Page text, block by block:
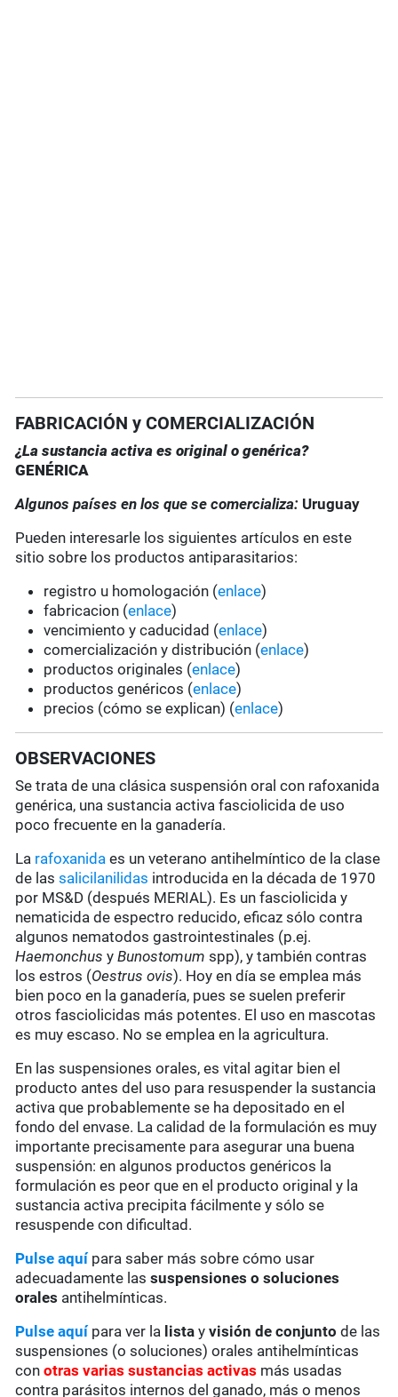
FABRICACIÓN y COMERCIALIZACIÓN
¿La sustancia activa es original o genérica?
GENÉRICA
Algunos países en los que se comercializa: Uruguay
Pueden interesarle los siguientes artículos en este
sitio sobre los productos antiparasitarios:
registro u homologación (enlace)
fabricacion (enlace)
vencimiento y caducidad (enlace)
comercialización y distribución (enlace)
productos originales (enlace)
productos genéricos (enlace)
precios (cómo se explican) (enlace)
OBSERVACIONES
Se trata de una clásica suspensión oral con rafoxanida
genérica, una sustancia activa fasciolicida de uso
poco frecuente en la ganadería.
La rafoxanida es un veterano antihelmíntico de la clase
de lassalicilanilidas introducida en la década de 1970
por MS&D (después MERIAL). Es un fasciolicida y
nematicida de espectro reducido, eficaz sólo contra
algunos nematodos gastrointestinales (p.ej.
Haemonchus yBunostomum spp), y también contras
los estros (Oestrus ovis). Hoy en día se emplea más
bien poco en la ganadería, pues se suelen preferir
otros fasciolicidas más potentes. El uso en mascotas
es muy escaso. No se emplea en la agricultura.
En las suspensiones orales, es vital agitar bien el
producto antes del uso para resuspender la sustancia
activa que probablemente se ha depositado en el
fondo del envase. La calidad de la formulación es muy
importante precisamente para asegurar una buena
suspensión: en algunos productos genéricos la
formulación es peor que en el producto original y la
sustancia activa precipita fácilmente y sólo se
resuspende con dificultad.
Pulse aquí para saber más sobre cómo usar
adecuadamente lassuspensiones o soluciones
orales antihelmínticas.
Pulse aquípara ver la lista yvisión de conjunto de las
suspensiones (o soluciones) orales antihelmínticas
conotras varias sustancias activas más usadas
contra parásitos internos del ganado, más o menos